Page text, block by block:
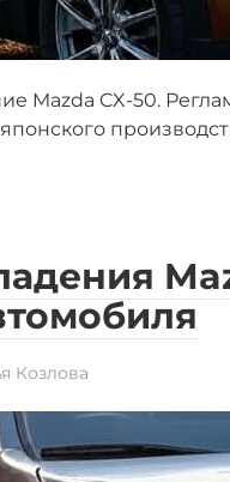
Mazda CX-50.
Козлова